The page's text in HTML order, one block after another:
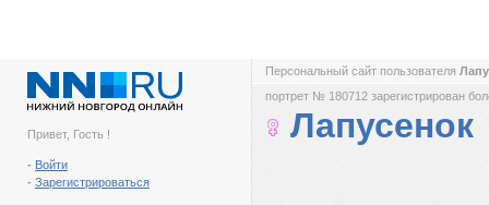
Привет, Гость !
- Войти
- Зарегистрироваться
Персональный сайт пользователя
портрет № 180712 зарегистрирован
Лапусенок